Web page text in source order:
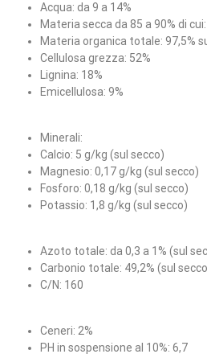
Acqua: da 9 a 14%
Materia secca da 85 a 90% di cui:
Materia organica totale: 97,5%
Cellulosa grezza: 52%
Lignina: 18%
Emicellulosa: 9%
Minerali:
Calcio: 5 g/kg (sul secco)
Magnesio: 0,17 g/kg (sul secco)
Fosforo: 0,18 g/kg (sul secco)
Potassio: 1,8 g/kg (sul secco)
Azoto totale: da 0,3 a 1% (sul
Carbonio totale: 49,2% (sul
C/N: 160
Ceneri: 2%
PH in sospensione al 10%: 6,7